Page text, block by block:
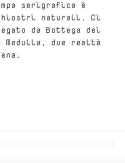
serigrafica è
naturali. Ci
da Bottega dei
Medulla, due realtà